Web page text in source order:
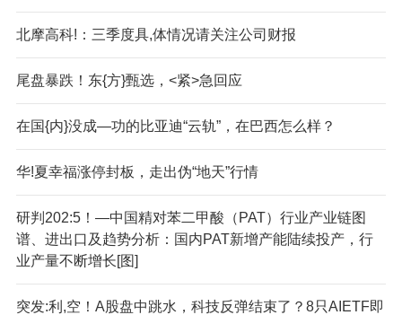
北摩高科!：三季度具,体情况请关注公司财报
尾盘暴跌！东{方}甄选，<紧>急回应
在国{内}没成—功的比亚迪“云轨”，在巴西怎么样？
华!夏幸福涨停封板，走出伪“地天”行情
研判202:5！—中国精对苯二甲酸（PAT）行业产业链图
谱、进出口及趋势分析：国内PAT新增产能陆续投产，行
业产量不断增长[图]
突发:利,空！A股盘中跳水，科技反弹结束了？8只AIETF即